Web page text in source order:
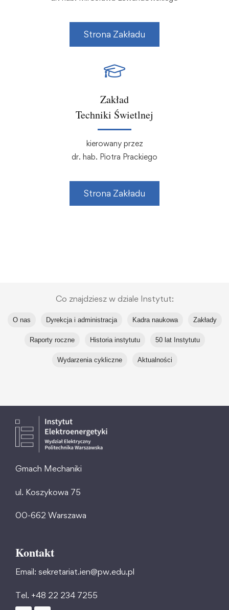
Strona Zakładu
Zakład
Techniki Świetlnej
kierowany przez
dr. hab. Piotra Prackiego
Strona Zakładu
Co znajdziesz w dziale Instytut:
O nas Dyrekcja i administracja Kadra naukowa Zakłady
Raporty roczne Historia instytutu 50 lat Instytutu
Wydarzenia cykliczne Aktualności
Gmach Mechaniki
ul. Koszykowa 75
00-662 Warszawa
Kontakt
Email: sekretariat.ien@pw.edu.pl
Tel. +48 22 234 7255